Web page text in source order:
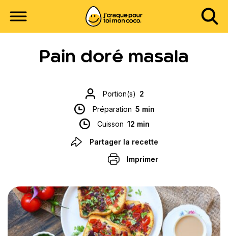
Pain doré masala
Portion(s) 2
Préparation 5 min
Cuisson 12 min
Partager la recette
Imprimer